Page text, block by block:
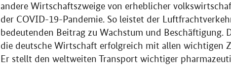
andere Wirtschaftszweige von erheblicher
der COVID-19-Pandemie. So leistet der
bedeutenden Beitrag zu Wachstum und Beschäftigung.
die deutsche Wirtschaft erfolgreich mit allen wichtigen
Er stellt den weltweiten Transport wichtiger